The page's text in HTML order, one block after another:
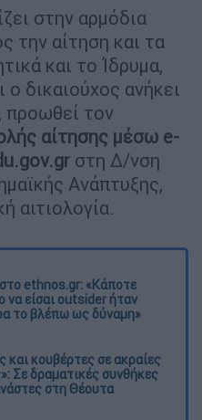
στην αρμόδια
την αίτηση και τα
και το Ίδρυμα,
δικαιούχος ανήκει
προωθεί τον
αίτησης μέσω e-
στη Δ/νση
Ανάπτυξης,
αιτιολογία.
ethnos.gr: «Κάποτε
να είσαι outsider ήταν
το βλέπω ως δύναμη»
και κουβέρτες σε ακραίες
Σε δραματικές συνθήκες
στη Θέουτα